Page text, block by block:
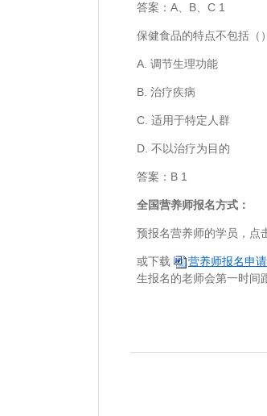
答案：A、B、C 1
保健食品的特点不包括（）
A. 调节生理功能
B. 治疗疾病
C. 适用于特定人群
D. 不以治疗为目的
答案：B 1
全国营养师报名方式：
预报名营养师的学员，点
或下载 营养师报名申
生报名的老师会第一时间